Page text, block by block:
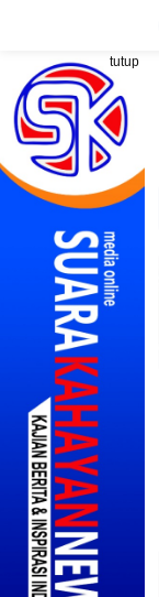
Langsung
konten
tutup